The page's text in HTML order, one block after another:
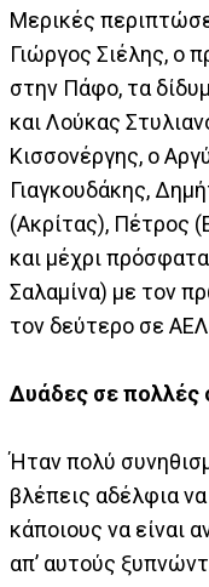
Μερικές
Γιώργος Σιέλης, ο
στην Πάφο, τα
και Λούκας
Κισσονέργης, ο
Γιαγκουδάκης,
(Ακρίτας), Πέτρος
και μέχρι
Σαλαμίνα) με τον
τον δεύτερο σε
Δυάδες σε πολλές
Ήταν πολύ
βλέπεις αδέλφια
κάποιους να είναι
απ’ αυτούς